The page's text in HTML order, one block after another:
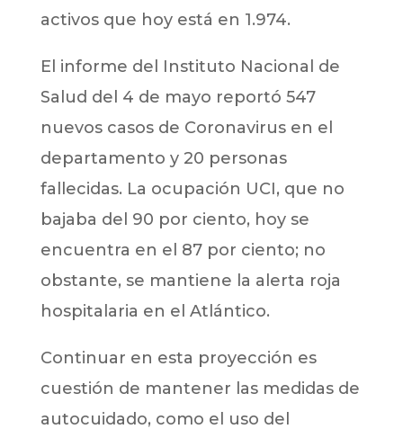
activos que hoy está en 1.974.
El informe del Instituto Nacional de
Salud del 4 de mayo reportó 547
nuevos casos de Coronavirus en el
departamento y 20 personas
fallecidas. La ocupación UCI, que no
bajaba del 90 por ciento, hoy se
encuentra en el 87 por ciento; no
obstante, se mantiene la alerta roja
hospitalaria en el Atlántico.
Continuar en esta proyección es
cuestión de mantener las medidas de
autocuidado, como el uso del